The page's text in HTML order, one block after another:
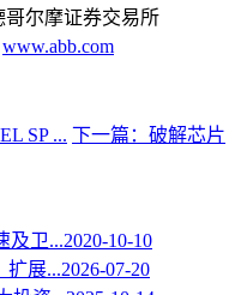
哥尔摩证券交易所
www.abb.com
SP ... 下一篇：破解芯片
及卫...2020-10-10
扩展...2026-07-20